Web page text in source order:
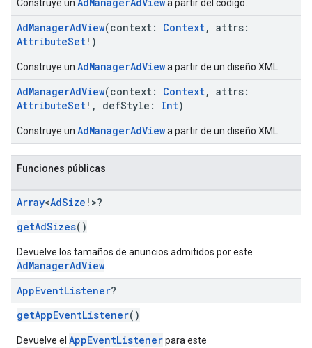
Construye un a partir del código.
AdManagerAdView(context: Context, attrs:
AttributeSet!)
Construye un AdManagerAdViewa partir de un diseño XML.
AdManagerAdView(context: Context, attrs:
AttributeSet!, defStyle: Int)
Construye un AdManagerAdViewa partir de un diseño XML.
Funciones públicas
Array<AdSize !>?
getAdSizes()
Devuelve los tamaños de anuncios admitidos por este
AdManagerAdView
AppEventListener?
getAppEventListener()
Devuelve el AppEventListenerpara este